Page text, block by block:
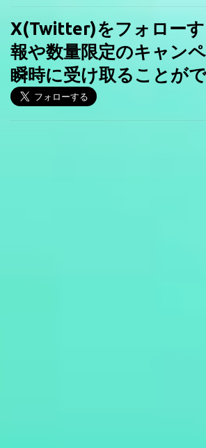
X(Twitter)をフォロー
報や数量限定のキャン
瞬時に受け取ることが